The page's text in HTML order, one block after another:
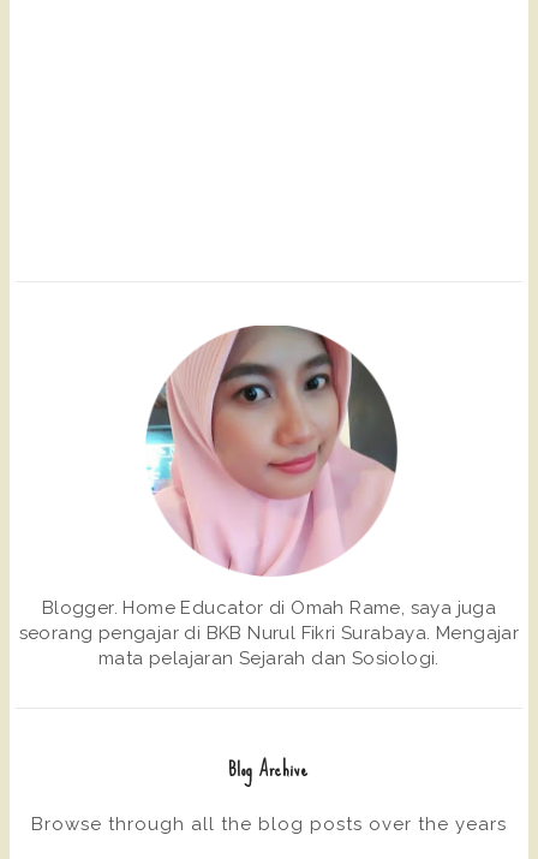
Blogger. Home Educator di Omah Rame, saya juga
seorang pengajar di BKB Nurul Fikri Surabaya. Mengajar
mata pelajaran Sejarah dan Sosiologi.
Blog Archive
Browse through all the blog posts over the years